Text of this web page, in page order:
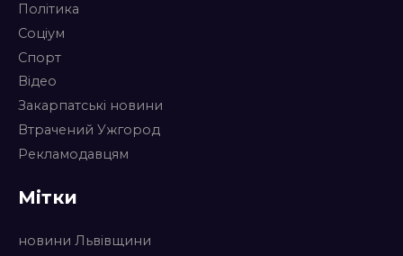
Політика
Соціум
Спорт
Відео
Закарпатські новини
Втрачений Ужгород
Рекламодавцям
Мітки
новини Львівщини